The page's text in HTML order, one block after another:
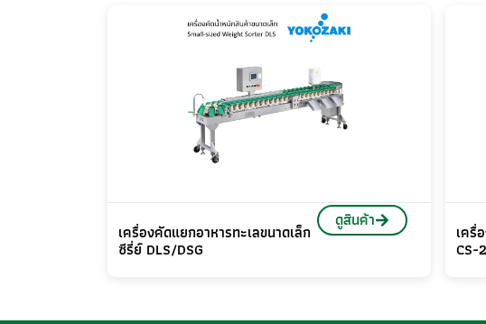
เครื่องคัดแยกอาหารทะเลขนาดเล็ก
ซีรี่ย์ DLS/DSG
ดูสินค้า
เครื่
CS-